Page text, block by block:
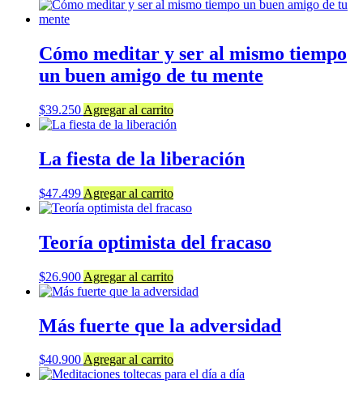
Cómo meditar y ser al mismo tiempo
un buen amigo de tu mente
$39.250 Agregar al carrito
La fiesta de la liberación
$47.499 Agregar al carrito
Teoría optimista del fracaso
$26.900 Agregar al carrito
Más fuerte que la adversidad
$40.900Agregar al carrito